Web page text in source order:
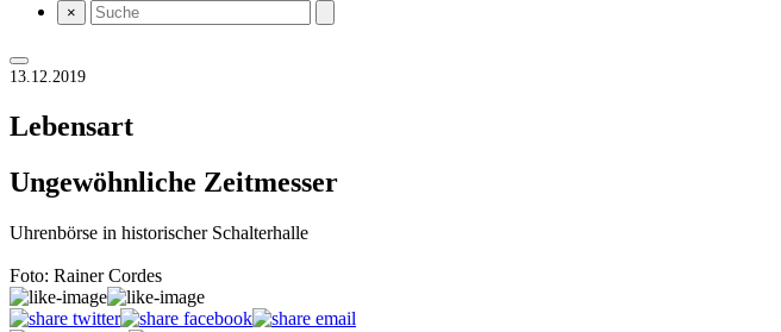
×
13.12.2019
Lebensart
Ungewöhnliche Zeitmesser
Uhrenbörse in historischer Schalterhalle
Foto: Rainer Cordes